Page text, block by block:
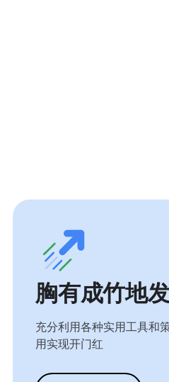
胸有成竹地
充分利用各种实用工具和
用实现开门红